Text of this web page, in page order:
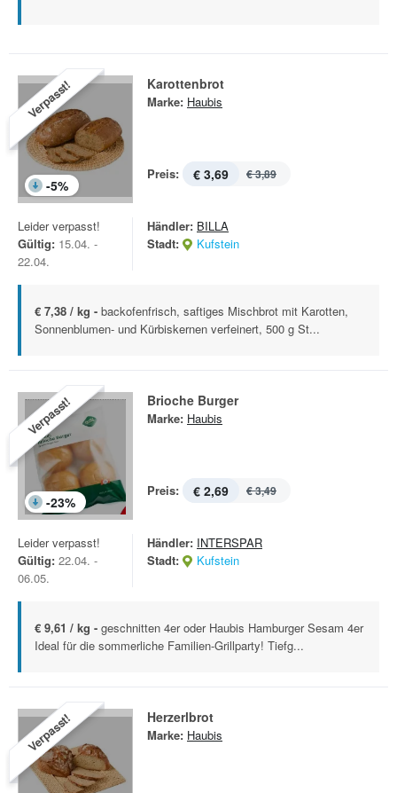
Verpasst!
-5%
Karottenbrot
Marke: Haubis
Preis: € 3,69 € 3,89
Leider verpasst!
Gültig: 15.04. -
22.04.
Händler: BILLA
Stadt:
Kufstein
€ 7,38 / kg - backofenfrisch, saftiges Mischbrot mit Karotten,
Sonnenblumen- und Kürbiskernen verfeinert, 500 g St...
Verpasst!
-23%
Brioche Burger
Marke: Haubis
Preis: € 2,69 € 3,49
Leider verpasst!
Gültig: 22.04. -
06.05.
Händler: INTERSPAR
Stadt:
Kufstein
€ 9,61 / kg - geschnitten 4er oder Haubis Hamburger Sesam 4er
Ideal für die sommerliche Familien-Grillparty! Tiefg...
Verpasst! Herzerlbrot
Marke: Haubis